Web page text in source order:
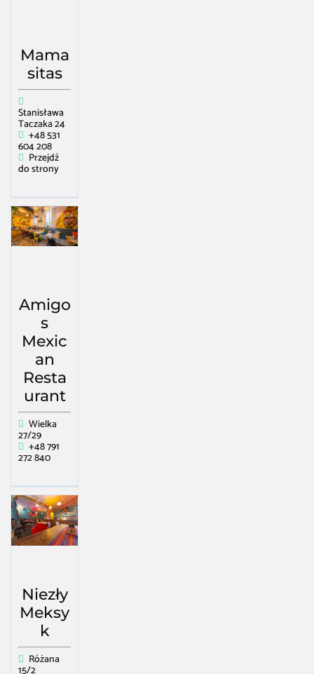
Mama
sitas
Stanisława
Taczaka 24
+48 531
604 208
Przejdź
do strony
Amigo
s
Mexic
an
Resta
urant
Wielka
27/29
+48 791
272 840
Niezły
Meksy
k
Różana